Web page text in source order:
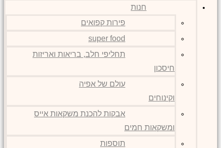
חנות
פירות קפואים
super food
תחליפי חלב, בריאות ואריזות
חיסכון
עולם של אפיה
וקינוחים
אבקות להכנת משקאות אייס
ומשקאות חמים
תוספות